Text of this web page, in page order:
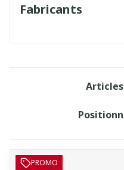
Fabricants
Articles
Trier par:
PROMO